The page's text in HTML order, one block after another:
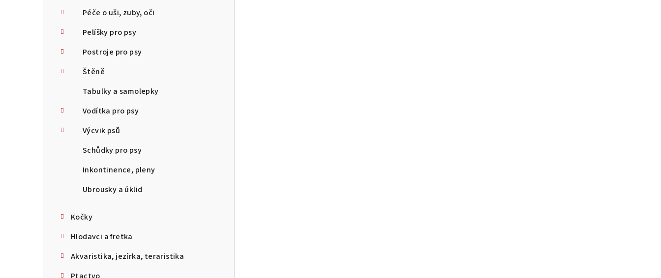
Péče o uši, zuby, oči
Pelíšky pro psy
Postroje pro psy
Štěně
Tabulky a samolepky
Vodítka pro psy
Výcvik psů
Schůdky pro psy
Inkontinence, pleny
Ubrousky a úklid
Kočky
Hlodavci a fretka
Akvaristika, jezírka, teraristika